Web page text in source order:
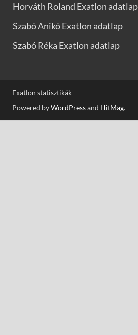
Horváth Roland Exatlon adatlap
Szabó Anikó Exatlon adatlap
Szabó Réka Exatlon adatlap
Exatlon statisztikák
Powered byWordPressand HitMag.